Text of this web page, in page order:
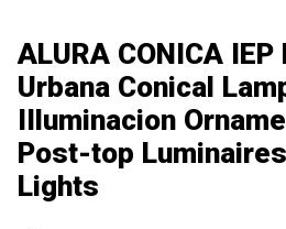
ALURA CONICA
Urbana Conical
IIluminacion
Post-top
Lights